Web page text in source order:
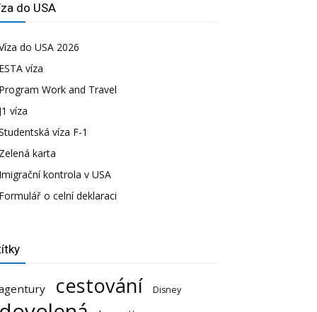
do USA
do USA 2026
víza
Work and Travel
víza
víza F-1
karta
kontrola v USA
o celní deklaraci
cestování Disney